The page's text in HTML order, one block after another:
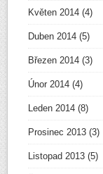
Květen 2014 (4)
Duben 2014 (5)
Březen 2014 (3)
Únor 2014 (4)
Leden 2014 (8)
Prosinec 2013 (3)
Listopad 2013 (5)